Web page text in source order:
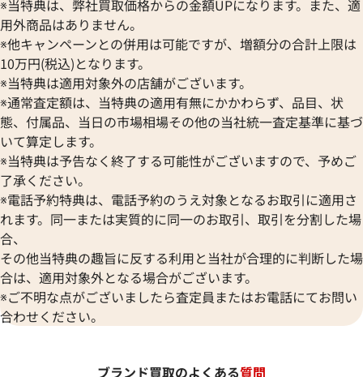
※当特典は、弊社買取価格からの金額UPになります。また、適
用外商品はありません。
※他キャンペーンとの併用は可能ですが、増額分の合計上限は
10万円(税込)となります。
※当特典は適用対象外の店舗がございます。
※通常査定額は、当特典の適用有無にかかわらず、品目、状
態、付属品、当日の市場相場その他の当社統一査定基準に基づ
いて算定します。
※当特典は予告なく終了する可能性がございますので、予めご
了承ください。
※電話予約特典は、電話予約のうえ対象となるお取引に適用さ
れます。同一または実質的に同一のお取引、取引を分割した場
合、
その他当特典の趣旨に反する利用と当社が合理的に判断した場
合は、適用対象外となる場合がございます。
※ご不明な点がございましたら査定員またはお電話にてお問い
合わせください。
ブランド買取のよくある質問